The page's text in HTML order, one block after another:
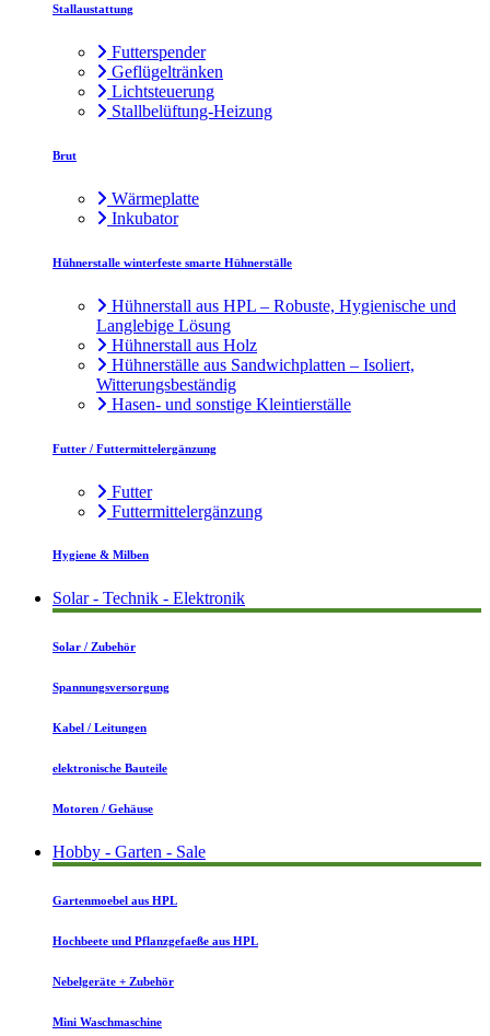
Stallaustattung
Futterspender
Geflügeltränken
Lichtsteuerung
Stallbelüftung-Heizung
Brut
Wärmeplatte
Inkubator
Hühnerstalle winterfeste smarte Hühnerställe
Hühnerstall aus HPL – Robuste, Hygienische und
Langlebige Lösung
Hühnerstall aus Holz
Hühnerställe aus Sandwichplatten – Isoliert,
Witterungsbeständig
Hasen- und sonstige Kleintierställe
Futter / Futtermittelergänzung
Futter
Futtermittelergänzung
Hygiene & Milben
Solar - Technik - Elektronik
Solar / Zubehör
Spannungsversorgung
Kabel / Leitungen
elektronische Bauteile
Motoren / Gehäuse
Hobby - Garten - Sale
Gartenmoebel aus HPL
Hochbeete und Pflanzgefaeße aus HPL
Nebelgeräte + Zubehör
Mini Waschmaschine